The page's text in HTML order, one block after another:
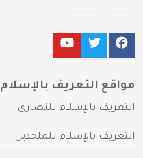
مواقع التعريف بالإسلام
التعريف بالإسلام للنصارى
التعريف بالإسلام للملحدين